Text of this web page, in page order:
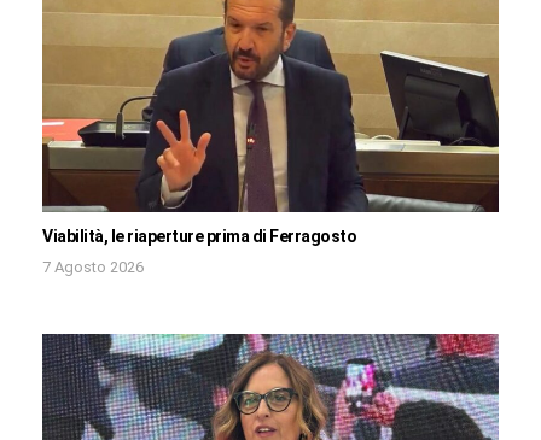
Viabilità, le riaperture prima di Ferragosto
7 Agosto 2026